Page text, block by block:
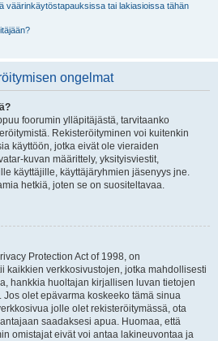
väärinkäytöstapauksissa tai lakiasioissa tähän
ongelmat
foorumin ylläpitäjästä, tarvitaanko
Rekisteröityminen voi kuitenkin
käyttöön, jotka eivät ole vieraiden
kuvan määrittely, yksityisviestit,
käyttäjille, käyttäjäryhmien jäsenyys jne.
hetkiä, joten se on suositeltavaa.
Protection Act of 1998, on
kaikkien verkkosivustojen, jotka mahdollisesti
hankkia huoltajan kirjallisen luvan tietojen
olet epävarma koskeeko tämä sinua
jolle olet rekisteröitymässä, ota
saadaksesi apua. Huomaa, että
omistajat eivät voi antaa lakineuvontaa ja